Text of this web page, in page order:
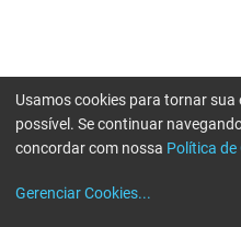
Usamos cookies para tornar sua
possível. Se continuar
concordar com nossa Política de
Gerenciar Cookies...
Erro ao enviar informações,